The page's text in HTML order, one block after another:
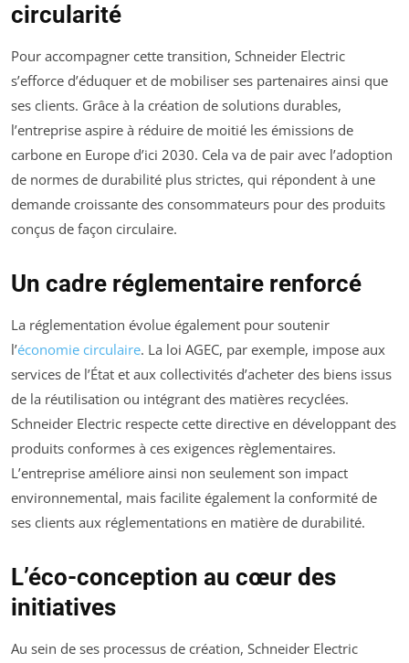
circularité
Pour accompagner cette transition, Schneider Electric
s’efforce d’éduquer et de mobiliser ses partenaires ainsi que
ses clients. Grâce à la création de solutions durables,
l’entreprise aspire à réduire de moitié les émissions de
carbone en Europe d’ici 2030. Cela va de pair avec l’adoption
de normes de durabilité plus strictes, qui répondent à une
demande croissante des consommateurs pour des produits
conçus de façon circulaire.
Un cadre réglementaire renforcé
La réglementation évolue également pour soutenir
l’économie circulaire. La loi AGEC, par exemple, impose aux
services de l’État et aux collectivités d’acheter des biens issus
de la réutilisation ou intégrant des matières recyclées.
Schneider Electric respecte cette directive en développant des
produits conformes à ces exigences règlementaires.
L’entreprise améliore ainsi non seulement son impact
environnemental, mais facilite également la conformité de
ses clients aux réglementations en matière de durabilité.
L’éco-conception au cœur des
initiatives
Au sein de ses processus de création, Schneider Electric